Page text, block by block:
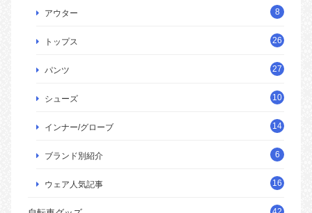
アウター 8
トップス 26
パンツ 27
シューズ 10
インナー/グローブ 14
ブランド別紹介 6
ウェア人気記事 16